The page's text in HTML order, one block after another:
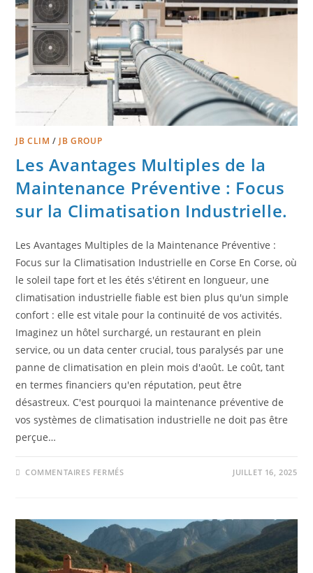
JB CLIM / JB GROUP
Les Avantages Multiples de la
Maintenance Préventive : Focus
sur la Climatisation Industrielle.
Les Avantages Multiples de la Maintenance Préventive :
Focus sur la Climatisation Industrielle en Corse En Corse, où
le soleil tape fort et les étés s'étirent en longueur, une
climatisation industrielle fiable est bien plus qu'un simple
confort : elle est vitale pour la continuité de vos activités.
Imaginez un hôtel surchargé, un restaurant en plein
service, ou un data center crucial, tous paralysés par une
panne de climatisation en plein mois d'août. Le coût, tant
en termes financiers qu'en réputation, peut être
désastreux. C'est pourquoi la maintenance préventive de
vos systèmes de climatisation industrielle ne doit pas être
perçue…
COMMENTAIRES FERMÉS JUILLET 16, 2025